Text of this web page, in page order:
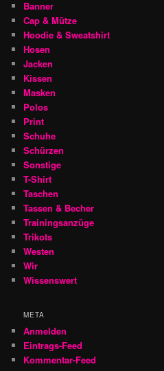
Banner
Cap & Mütze
Hoodie & Sweatshirt
Hosen
Jacken
Kissen
Masken
Polos
Print
Schuhe
Schürzen
Sonstige
T-Shirt
Taschen
Tassen & Becher
Trainingsanzüge
Trikots
Westen
Wir
Wissenswert
META
Anmelden
Eintrags-Feed
Kommentar-Feed